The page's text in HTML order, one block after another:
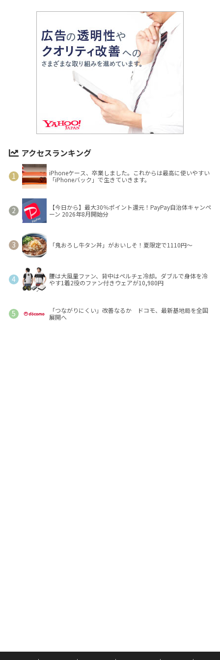
アクセスランキング
iPhoneケース、卒業しました。これからは最高に使いやすい
「iPhoneバック」で生きていきます。
【今日から】最大30％ポイント還元！PayPay自治体キャンペ
ーン 2026年8月開始分
「鬼おろし牛タン丼」がおいしそ！夏限定で1110円～
腰は大風量ファン、背中はペルチェ冷却。ダブルで身体を冷
やす1着2役のファン付きウェアが10,980円
「つながりにくい」改善なるか ドコモ、最新基地局を全国
展開へ